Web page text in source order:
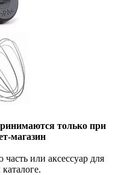
только при
магазин
или аксессуар для